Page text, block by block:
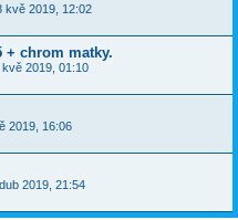
kvě 2019, 12:02
+ chrom matky.
kvě 2019, 01:10
2019, 16:06
2019, 21:54